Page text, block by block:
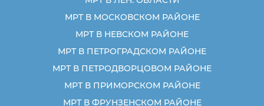
МРТ В МОСКОВСКОМ РАЙОНЕ
МРТ В НЕВСКОМ РАЙОНЕ
МРТ В ПЕТРОГРАДСКОМ РАЙОНЕ
МРТ В ПЕТРОДВОРЦОВОМ РАЙОНЕ
МРТ В ПРИМОРСКОМ РАЙОНЕ
МРТ В ФРУНЗЕНСКОМ РАЙОНЕ